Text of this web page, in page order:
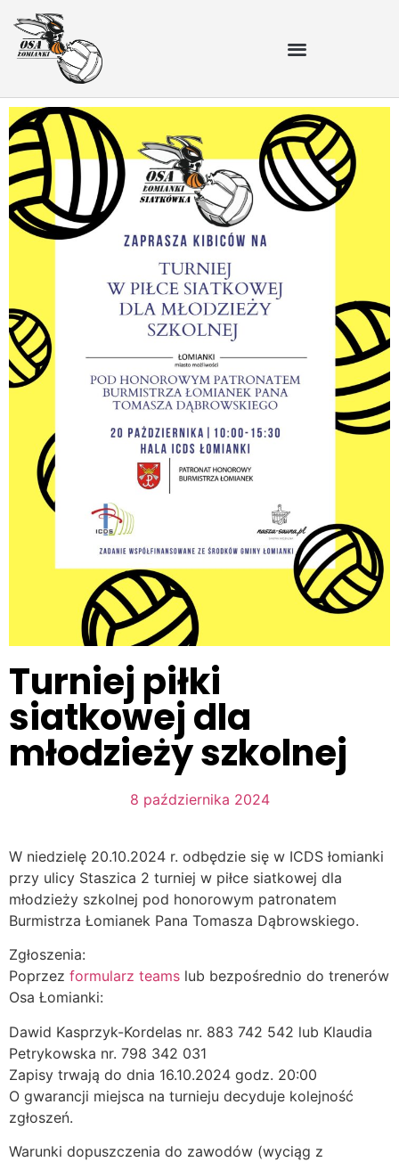
Turniej piłki
siatkowej dla
młodzieży szkolnej
8 października 2024
W niedzielę 20.10.2024 r. odbędzie się w ICDS łomianki
przy ulicy Staszica 2 turniej w piłce siatkowej dla
młodzieży szkolnej pod honorowym patronatem
Burmistrza Łomianek Pana Tomasza Dąbrowskiego.
Zgłoszenia:
Poprzez formularz teams lub bezpośrednio do trenerów
Osa Łomianki:
Dawid Kasprzyk-Kordelas nr. 883 742 542 lub Klaudia
Petrykowska nr. 798 342 031
Zapisy trwają do dnia 16.10.2024 godz. 20:00
O gwarancji miejsca na turnieju decyduje kolejność
zgłoszeń.
Warunki dopuszczenia do zawodów (wyciąg z